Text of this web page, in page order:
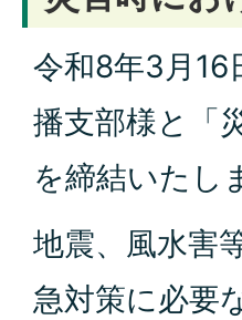
令和8年3月16
播支部様と「
を締結いたし
地震、風水害
急対策に必要